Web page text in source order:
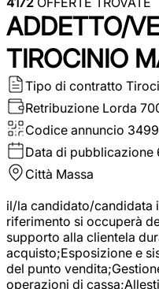
ADDETTO/
TIROCINIO
Tipo di contratto
Retribuzione Lorda
Codice annuncio
Data di pubblicazione
Città Massa
il/la candidato/candidata
riferimento si occuperà
supporto alla clientela
acquisto;Esposizione e
del punto
operazioni di